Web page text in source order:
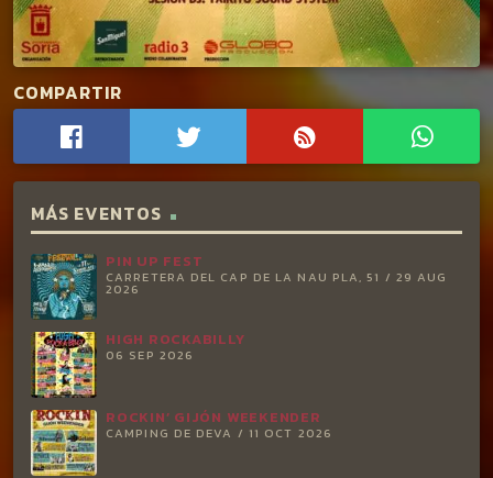
COMPARTIR
MÁS EVENTOS
PIN UP FEST
CARRETERA DEL CAP DE LA NAU PLA, 51 / 29 AUG
2026
HIGH ROCKABILLY
06 SEP 2026
ROCKIN’ GIJÓN WEEKENDER
CAMPING DE DEVA / 11 OCT 2026